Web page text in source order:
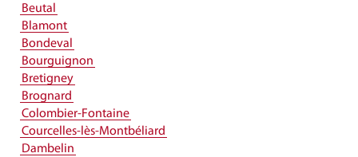
Beutal
Blamont
Bondeval
Bourguignon
Bretigney
Brognard
Colombier-Fontaine
Courcelles-lès-Montbéliard
Dambelin